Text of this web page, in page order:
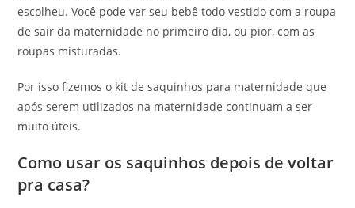
escolheu. Você pode ver seu bebê todo vestido com a roupa
de sair da maternidade no primeiro dia, ou pior, com as
roupas misturadas.
Por isso fizemos o kit de saquinhos para maternidade que
após serem utilizados na maternidade continuam a ser
muito úteis.
Como usar os saquinhos depois de voltar
pra casa?